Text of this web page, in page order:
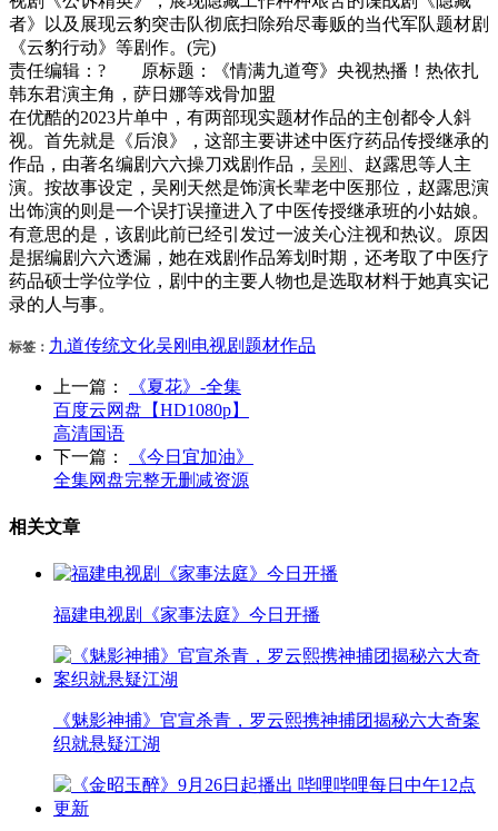
者》以及展现云豹突击队彻底扫除殆尽毒贩的当代军队题材剧
《云豹行动》等剧作。(完)
责任编辑：? 原标题：《情满九道弯》央视热播！热依扎
韩东君演主角，萨日娜等戏骨加盟
在优酷的2023片单中，有两部现实题材作品的主创都令人斜
视。首先就是《后浪》，这部主要讲述中医疗药品传授继承的
作品，由著名编剧六六操刀戏剧作品， 吴刚
、赵露思等人主
演。按故事设定，吴刚天然是饰演长辈老中医那位，赵露思演
出饰演的则是一个误打误撞进入了中医传授继承班的小姑娘。
有意思的是，该剧此前已经引发过一波关心注视和热议。原因
是据编剧六六透漏，她在戏剧作品筹划时期，还考取了中医疗
药品硕士学位学位，剧中的主要人物也是选取材料于她真实记
录的人与事。
标签： 九道传统文化吴刚 电视剧题材作品
上一篇：
《夏花》-全集
百度云网盘【HD1080p】
高清国语
下一篇：
《今日宜加油》
全集网盘完整无删减资源
相关文章
福建电视剧《家事法庭》今日开播
《魅影神捕》官宣杀青，罗云熙携神捕团揭秘六大奇案
织就悬疑江湖